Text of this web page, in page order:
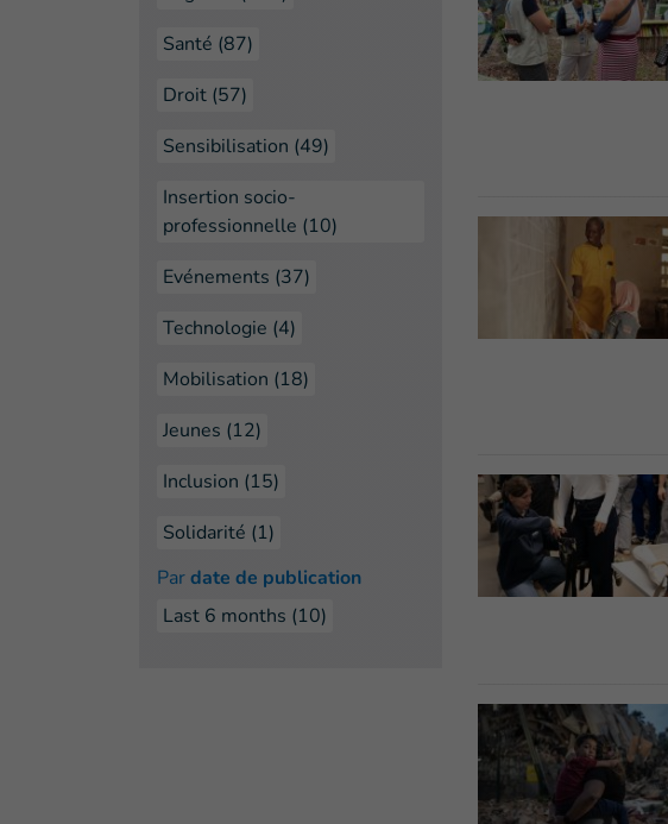
Santé (87)
Droit (57)
Sensibilisation (49)
Insertion socio-
professionnelle (10)
Evénements (37)
Technologie (4)
Mobilisation (18)
Jeunes (12)
Inclusion (15)
Solidarité (1)
Pardate de publication
Last 6 months (10)